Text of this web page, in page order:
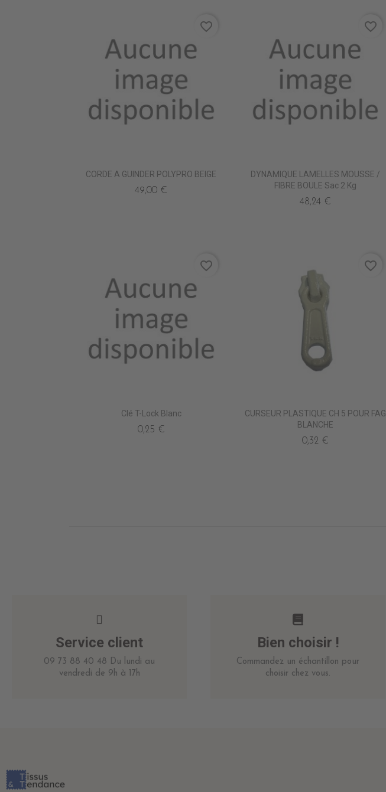
CORDE A GUINDER POLYPRO BEIGE
49,00 €
favorite_border
DYNAMIQUE LAMELLES MOUSSE /
FIBRE BOULE Sac 2 Kg
48,24 €
favorite_border
Clé T-Lock Blanc
0,25 €
favorite_border
CURSEUR PLASTIQUE CH 5 POUR FAG
BLANCHE
0,32 €
favorite_border
Service client
09 73 88 40 48 Du lundi au
vendredi de 9h à 17h
Bien choisir !
Commandez un échantillon pour
choisir chez vous.